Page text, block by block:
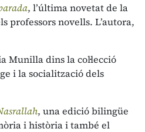
, l’última novetat de la
professors novells. L’autora,
Munilla dins la col·lecció
i la socialització dels
, una edició bilingüe
i història i també el